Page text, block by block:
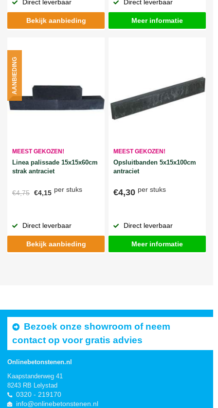
Direct leverbaar
Bekijk aanbieding
Direct leverbaar
Meer informatie
MEEST GEKOZEN!
Linea palissade 15x15x60cm
strak antraciet
€4,75 €4,15 per stuks
AANBIEDING
Direct leverbaar
Bekijk aanbieding
MEEST GEKOZEN!
Opsluitbanden 5x15x100cm
antraciet
€4,30 per stuks
Direct leverbaar
Meer informatie
Bezoek onze showroom of neem
contact op voor gratis advies
Onlinebetonstenen.nl
Kaapstanderweg 41
8243 RB Lelystad
0320 - 219170
info@onlinebetonstenen.nl